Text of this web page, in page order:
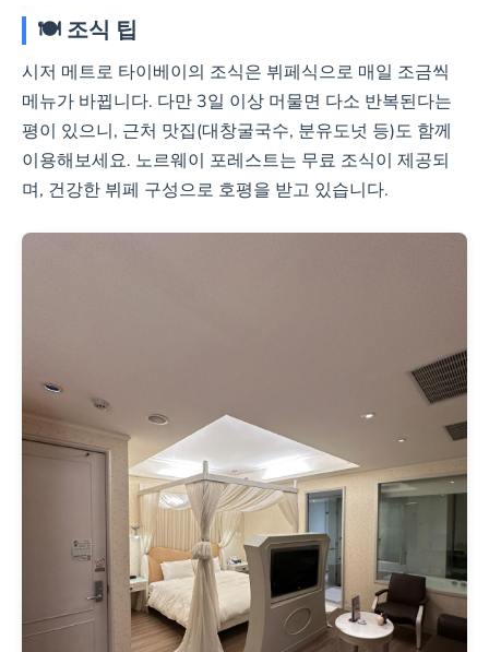
🍽️ 조식 팁
시저 메트로 타이베이의 조식은 뷔페식으로 매일 조금씩
메뉴가 바뀝니다. 다만 3일 이상 머물면 다소 반복된다는
평이 있으니, 근처 맛집(대창굴국수, 분유도넛 등)도 함께
이용해보세요. 노르웨이 포레스트는 무료 조식이 제공되
며, 건강한 뷔페 구성으로 호평을 받고 있습니다.